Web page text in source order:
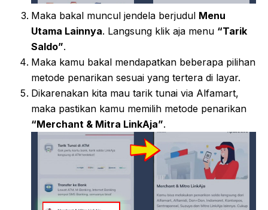
Maka bakal muncul jendela berjudul Menu
Utama Lainnya. Langsung klik aja menu “Tarik
Saldo”.
Maka kamu bakal mendapatkan beberapa pilihan
metode penarikan sesuai yang tertera di layar.
Dikarenakan kita mau tarik tunai via Alfamart,
maka pastikan kamu memilih metode penarikan
“Merchant & Mitra LinkAja”.